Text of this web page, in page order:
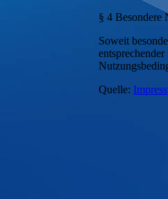
§ 4 Besondere
Soweit
Quelle: